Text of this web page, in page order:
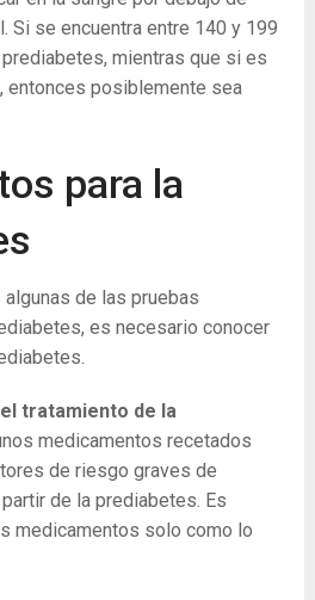
Si se encuentra entre 140 y 199
mientras que si es
entonces posiblemente sea
para la
de las pruebas
es necesario conocer
tratamiento de la
medicamentos recetados
de riesgo graves de
de la prediabetes. Es
medicamentos solo como lo